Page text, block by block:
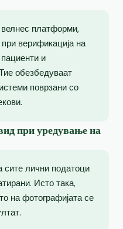
платформи,
верификација на
пациенти и
обезбедуваат
поврзани со
при уредување на
сите лични податоци
Исто така,
на фотографијата се